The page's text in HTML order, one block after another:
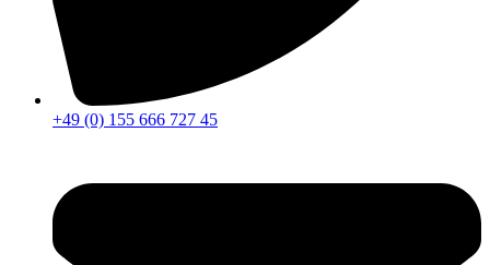
+49 (0) 155 666 727 45